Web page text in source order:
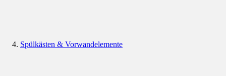
Spülkästen & Vorwandelemente